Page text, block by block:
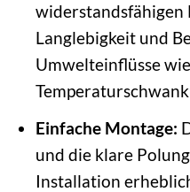
widerstandsfähigen
Langlebigkeit und
Umwelteinflüsse
Einfache Montage:
und die klare
Installation